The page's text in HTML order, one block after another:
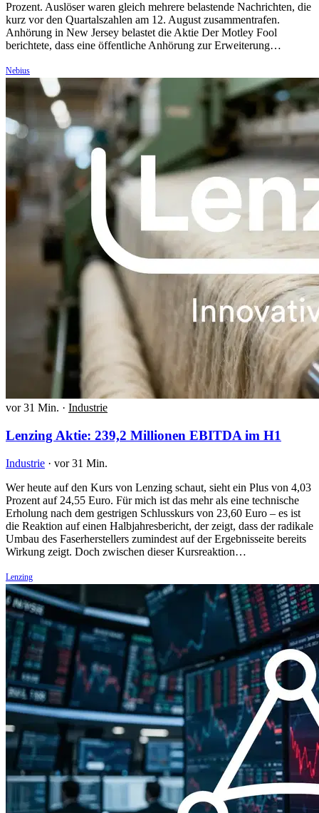
Prozent. Auslöser waren gleich mehrere belastende Nachrichten, die
kurz vor den Quartalszahlen am 12. August zusammentrafen.
Anhörung in New Jersey belastet die Aktie Der Motley Fool
berichtete, dass eine öffentliche Anhörung zur Erweiterung…
Nebius
vor 31 Min. · Industrie
Lenzing Aktie: 239,2 Millionen EBITDA im H1
Industrie · vor 31 Min.
Wer heute auf den Kurs von Lenzing schaut, sieht ein Plus von 4,03
Prozent auf 24,55 Euro. Für mich ist das mehr als eine technische
Erholung nach dem gestrigen Schlusskurs von 23,60 Euro – es ist
die Reaktion auf einen Halbjahresbericht, der zeigt, dass der radikale
Umbau des Faserherstellers zumindest auf der Ergebnisseite bereits
Wirkung zeigt. Doch zwischen dieser Kursreaktion…
Lenzing